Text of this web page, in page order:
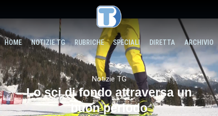
HOME NOTIZIE TG RUBRICHE SPECIALI DIRETTA ARCHIVIO
Notizie TG
Lo sci di fondo attraversa un
buon periodo